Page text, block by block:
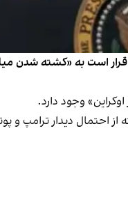
است به «کشته شدن
وجود دارد.